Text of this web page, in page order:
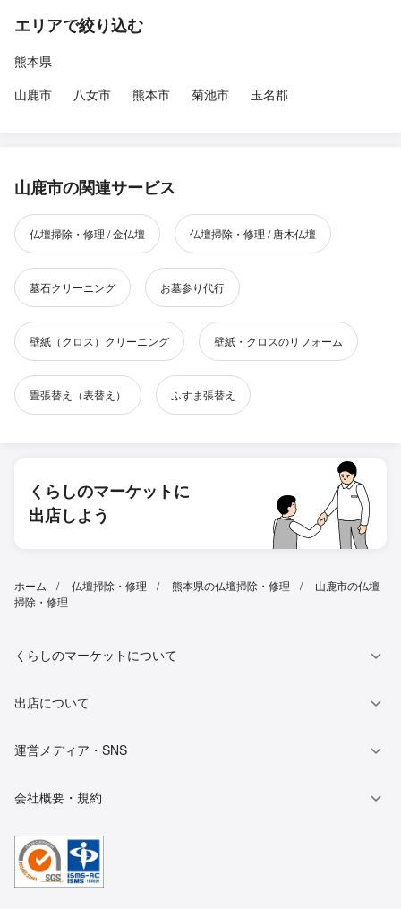
エリアで絞り込む
熊本県
山鹿市
八女市 熊本市 菊池市 玉名郡
山鹿市の関連サービス
仏壇掃除・修理 / 金仏壇 仏壇掃除・修理 / 唐木仏壇
墓石クリーニング お墓参り代行
壁紙（クロス）クリーニング 壁紙・クロスのリフォーム
畳張替え（表替え） ふすま張替え
くらしのマーケットに
出店しよう
ホーム 仏壇掃除・修理 熊本県の仏壇掃除・修理
山鹿市の仏壇
掃除・修理
くらしのマーケットについて
出店について
運営メディア・SNS
会社概要・規約